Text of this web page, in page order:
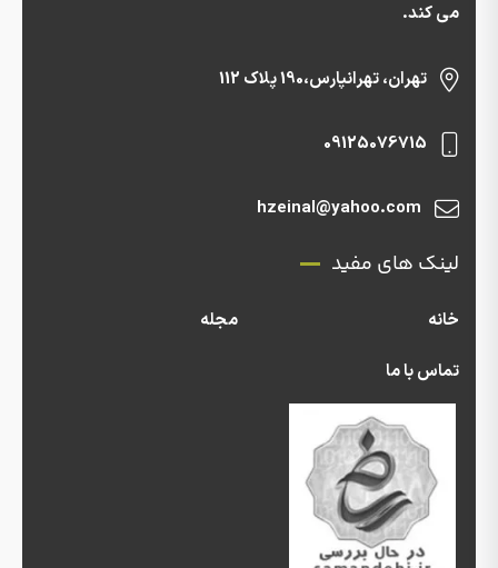
می کند.
تهران، تهرانپارس،190 پلاک 112
09125076715
hzeinal@yahoo.com
لینک های مفید
خانه
مجله
تماس با ما